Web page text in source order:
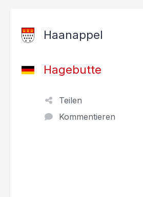
Haanappel
Hagebutte
Teilen
Kommentieren